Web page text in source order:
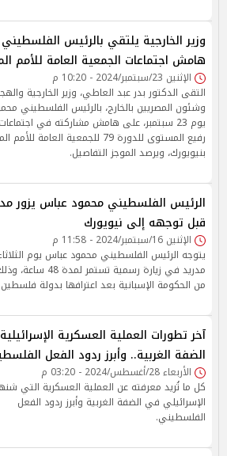
وزير الخارجية يلتقي بالرئيس
هامش اجتماعات الجمعية العامة للأمم
الإثنين 23/سبتمبر/2024 - 10:20 م
التقى الدكتور بدر عبد العاطي، وزير الخارجية
وشئون المصريين بالخارج، بالرئيس الفلسطيني
يوم 23 سبتمبر، على هامش مشاركته في
رفيع المستوى للدورة 79 للجمعية العامة
بنيويورك، ويرصد الموجز التفاصيل.
الرئيس الفلسطيني محمود عباس يزور
قبل توجهه إلى نيويورك
الإثنين 16/سبتمبر/2024 - 11:58 م
يتوجه الرئيس الفلسطيني محمود عباس يوم
مدريد في زيارة رسمية تستمر
من الحكومة الإسبانية بعد اعترافها بدولة فلسطين.
آخر تطورات العملية العسكرية
الضفة الغربية.. وأبرز ردود الفعل
الأربعاء 28/أغسطس/2024 - 03:20 م
كل ما تُريد معرفته عن العملية العسكرية التي
الإسرائيلي في الضفة الغربية وأبرز ردود الفعل
الفلسطيني.